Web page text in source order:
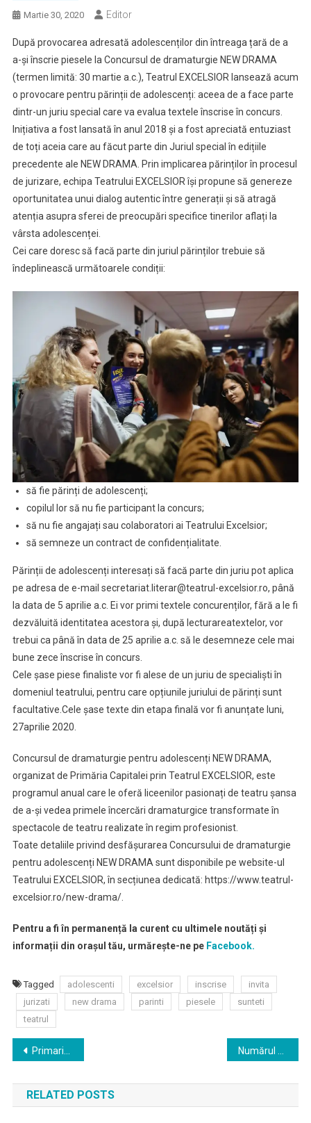
Martie 30, 2020 Editor
După provocarea adresată adolescenților din întreaga țară de a
a-și înscrie piesele la Concursul de dramaturgie NEW DRAMA
(termen limită: 30 martie a.c.), Teatrul EXCELSIOR lansează acum
o provocare pentru părinții de adolescenți: aceea de a face parte
dintr-un juriu special care va evalua textele înscrise în concurs.
Inițiativa a fost lansată în anul 2018 și a fost apreciată entuziast
de toți aceia care au făcut parte din Juriul special în edițiile
precedente ale NEW DRAMA. Prin implicarea părinților în procesul
de jurizare, echipa Teatrului EXCELSIOR își propune să genereze
oportunitatea unui dialog autentic între generații și să atragă
atenția asupra sferei de preocupări specifice tinerilor aflați la
vârsta adolescenței.
Cei care doresc să facă parte din juriul părinților trebuie să
îndeplinească următoarele condiții:
să fie părinți de adolescenți;
copilul lor să nu fie participant la concurs;
să nu fie angajați sau colaboratori ai Teatrului Excelsior;
să semneze un contract de confidențialitate.
Părinții de adolescenți interesați să facă parte din juriu pot aplica
pe adresa de e-mail secretariat.literar@teatrul-excelsior.ro, până
la data de 5 aprilie a.c. Ei vor primi textele concurenților, fără a le fi
dezvăluită identitatea acestora și, după lecturareatextelor, vor
trebui ca până în data de 25 aprilie a.c. să le desemneze cele mai
bune zece înscrise în concurs.
Cele șase piese finaliste vor fi alese de un juriu de specialiști în
domeniul teatrului, pentru care opțiunile juriului de părinți sunt
facultative.Cele șase texte din etapa finală vor fi anunțate luni,
27aprilie 2020.
Concursul de dramaturgie pentru adolescenți NEW DRAMA,
organizat de Primăria Capitalei prin Teatrul EXCELSIOR, este
programul anual care le oferă liceenilor pasionați de teatru șansa
de a-și vedea primele încercări dramaturgice transformate în
spectacole de teatru realizate în regim profesionist.
Toate detaliile privind desfășurarea Concursului de dramaturgie
pentru adolescenți NEW DRAMA sunt disponibile pe website-ul
Teatrului EXCELSIOR, în secțiunea dedicată: https://www.teatrul-
excelsior.ro/new-drama/.
Pentru a fi în permanență la curent cu ultimele noutăți și
informații din orașul tău, urmărește-ne peFacebook.
Tagged adolescenti excelsior inscrise
invita
jurizati
new drama parinti piesele
sunteti
teatrul
Navigare
în
articole
Primaria Capitalei este executata silit
RELATED POSTS